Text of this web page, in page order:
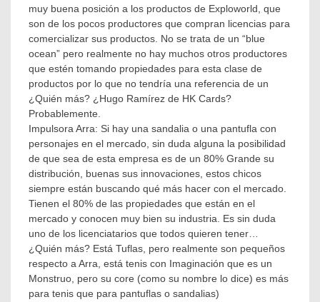
muy buena posición a los productos de Exploworld, que
son de los pocos productores que compran licencias para
comercializar sus productos. No se trata de un “blue
ocean” pero realmente no hay muchos otros productores
que estén tomando propiedades para esta clase de
productos por lo que no tendría una referencia de un
¿Quién más? ¿Hugo Ramírez de HK Cards?
Probablemente.
Impulsora Arra: Si hay una sandalia o una pantufla con
personajes en el mercado, sin duda alguna la posibilidad
de que sea de esta empresa es de un 80% Grande su
distribución, buenas sus innovaciones, estos chicos
siempre están buscando qué más hacer con el mercado.
Tienen el 80% de las propiedades que están en el
mercado y conocen muy bien su industria. Es sin duda
uno de los licenciatarios que todos quieren tener…
¿Quién más? Está Tuflas, pero realmente son pequeños
respecto a Arra, está tenis con Imaginación que es un
Monstruo, pero su core (como su nombre lo dice) es más
para tenis que para pantuflas o sandalias)